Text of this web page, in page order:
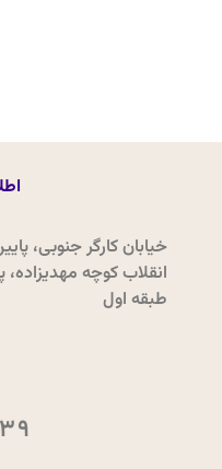
خیابان کارگر جنوبی،
طبقه اول